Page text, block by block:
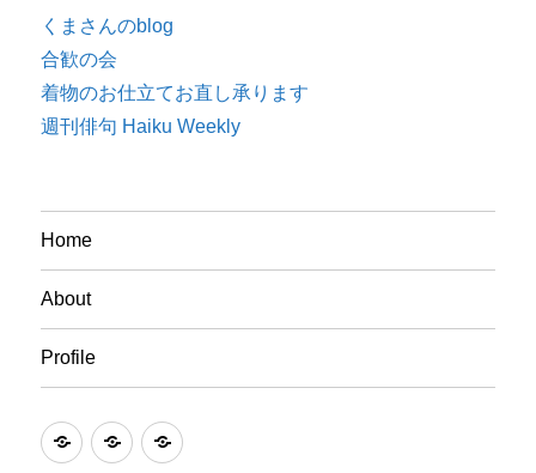
くまさんのblog
合歓の会
着物のお仕立てお直し承ります
週刊俳句 Haiku Weekly
Home
About
Profile
HomeAboutProfile